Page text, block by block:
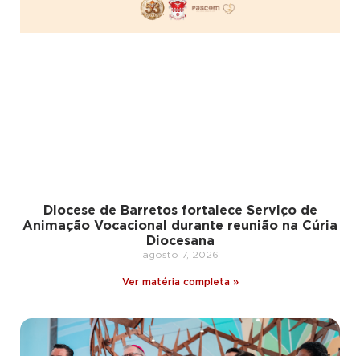
Diocese de Barretos fortalece Serviço de
Animação Vocacional durante reunião na Cúria
Diocesana
agosto 7, 2026
Ver matéria completa »